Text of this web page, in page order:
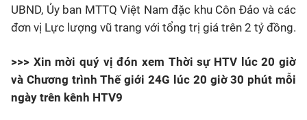
UBND, Ủy ban MTTQ Việt Nam đặc khu Côn Đảo và các
đơn vị Lực lượng vũ trang với tổng trị giá trên 2 tỷ đồng.
>>> Xin mời quý vị đón xem Thời sự HTV lúc 20 giờ
và Chương trình Thế giới 24G lúc 20 giờ 30 phút mỗi
ngày trên kênh HTV9